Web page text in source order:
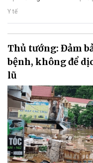
Y tế
Thủ tướng: Đảm
bệnh, không để
lũ